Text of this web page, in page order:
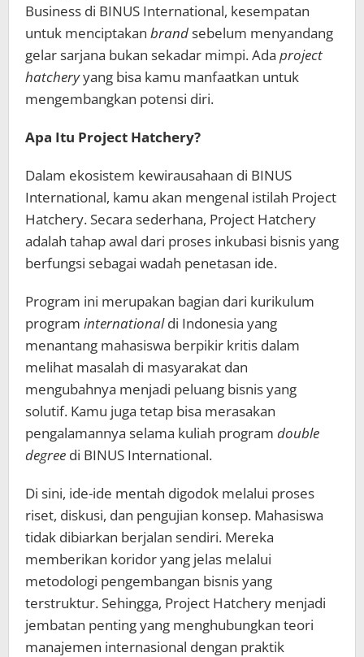
Business di BINUS International, kesempatan
untuk menciptakan brandsebelum menyandang
gelar sarjana bukan sekadar mimpi. Ada project
hatcheryyang bisa kamu manfaatkan untuk
mengembangkan potensi diri.
Apa Itu Project Hatchery?
Dalam ekosistem kewirausahaan di BINUS
International, kamu akan mengenal istilah Project
Hatchery. Secara sederhana, Project Hatchery
adalah tahap awal dari proses inkubasi bisnis yang
berfungsi sebagai wadah penetasan ide.
Program ini merupakan bagian dari kurikulum
program internationaldi Indonesia yang
menantang mahasiswa berpikir kritis dalam
melihat masalah di masyarakat dan
mengubahnya menjadi peluang bisnis yang
solutif. Kamu juga tetap bisa merasakan
pengalamannya selama kuliah program double
degree di BINUS International.
Di sini, ide-ide mentah digodok melalui proses
riset, diskusi, dan pengujian konsep. Mahasiswa
tidak dibiarkan berjalan sendiri. Mereka
memberikan koridor yang jelas melalui
metodologi pengembangan bisnis yang
terstruktur. Sehingga, Project Hatchery menjadi
jembatan penting yang menghubungkan teori
manajemen internasional dengan praktik